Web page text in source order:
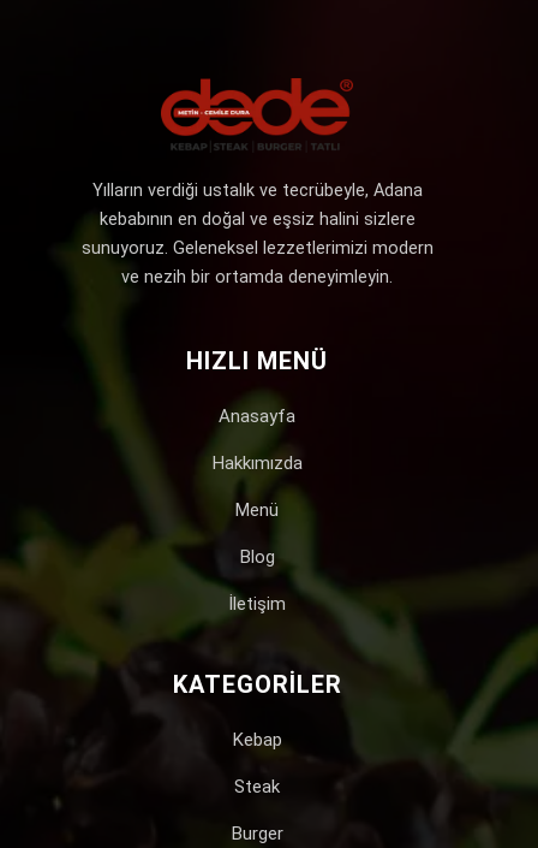
Yılların verdiği ustalık ve tecrübeyle, Adana
kebabının en doğal ve eşsiz halini sizlere
sunuyoruz. Geleneksel lezzetlerimizi modern
ve nezih bir ortamda deneyimleyin.
HIZLI MENÜ
Anasayfa
Hakkımızda
Menü
Blog
İletişim
KATEGORILER
Kebap
Steak
Burger